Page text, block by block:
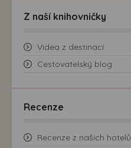
Z naší knihovničky
Videa z destinací
Cestovatelský blog
Recenze
Recenze z našich hotelů